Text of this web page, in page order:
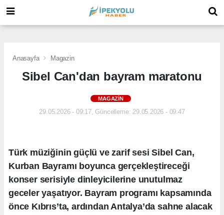
Anasayfa Magazin
Sibel Can'dan bayram maratonu
MAGAZIN
29.05.2026 - 09:17, Güncelleme: 29.05.2026 - 09:47
Türk müziğinin güçlü ve zarif sesi Sibel Can,
Kurban Bayramı boyunca gerçekleştireceği
konser serisiyle dinleyicilerine unutulmaz
geceler yaşatıyor. Bayram programı kapsamında
önce Kıbrıs’ta, ardından Antalya’da sahne alacak